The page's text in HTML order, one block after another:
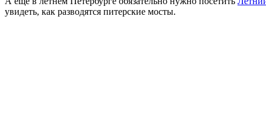
увидеть, как разводятся питерские мосты.